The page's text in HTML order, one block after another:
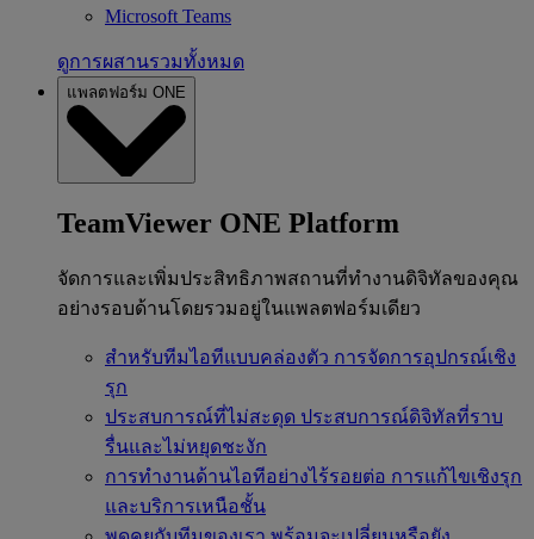
Microsoft Teams
ดูการผสานรวมทั้งหมด
แพลตฟอร์ม ONE
TeamViewer ONE Platform
จัดการและเพิ่มประสิทธิภาพสถานที่ทำงานดิจิทัลของคุณ
อย่างรอบด้านโดยรวมอยู่ในแพลตฟอร์มเดียว
สำหรับทีมไอทีแบบคล่องตัว การจัดการอุปกรณ์เชิง
รุก
ประสบการณ์ที่ไม่สะดุด ประสบการณ์ดิจิทัลที่ราบ
รื่นและไม่หยุดชะงัก
การทำงานด้านไอทีอย่างไร้รอยต่อ การแก้ไขเชิงรุก
และบริการเหนือชั้น